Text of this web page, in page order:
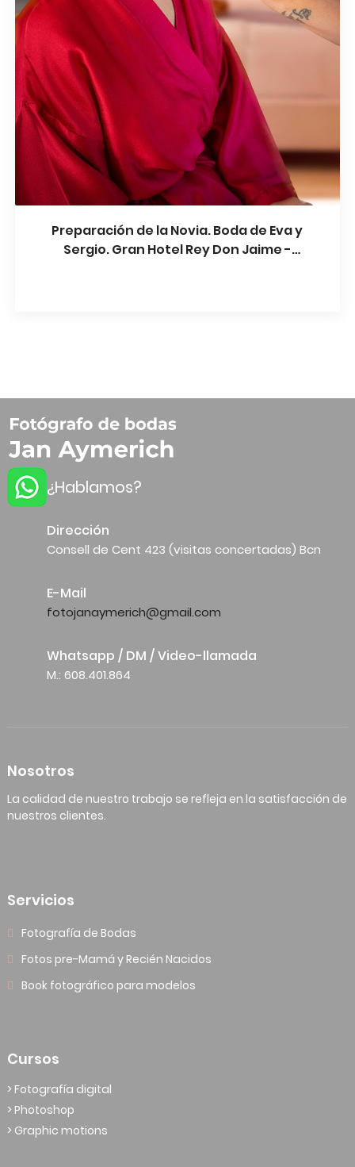
Preparación de la Novia. Boda de Eva y
Sergio. Gran Hotel Rey Don Jaime -
¿Hablamos?
Dirección
Consell de Cent 423 (visitas concertadas) Bcn
E-Mail
fotojanaymerich@gmail.com
Whatsapp / DM / Video-llamada
M.: 608.401.864
Nosotros
La calidad de nuestro trabajo se refleja en la satisfacción de
nuestros clientes.
Servicios
Fotografía de Bodas
Fotos pre-Mamá y Recién Nacidos
Book fotográfico para modelos
Cursos
> Fotografía digital
> Photoshop
> Graphic motions